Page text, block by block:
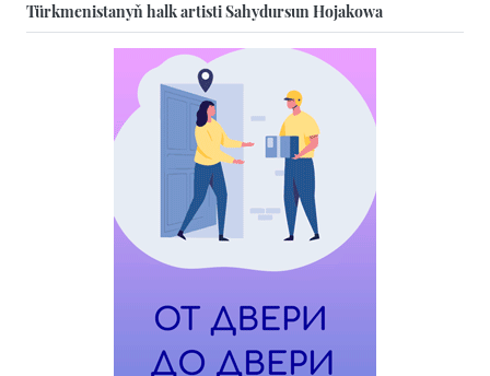
Türkmenistanyň halk artisti Sahydursun Hojakowa